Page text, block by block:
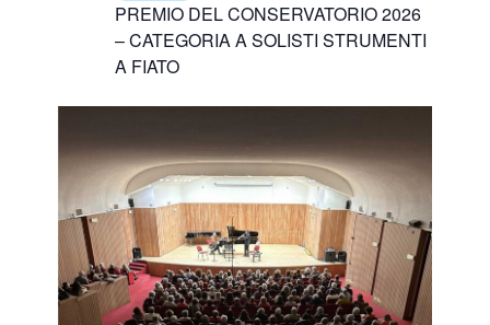
PREMIO DEL CONSERVATORIO 2026
– CATEGORIA A SOLISTI STRUMENTI
A FIATO